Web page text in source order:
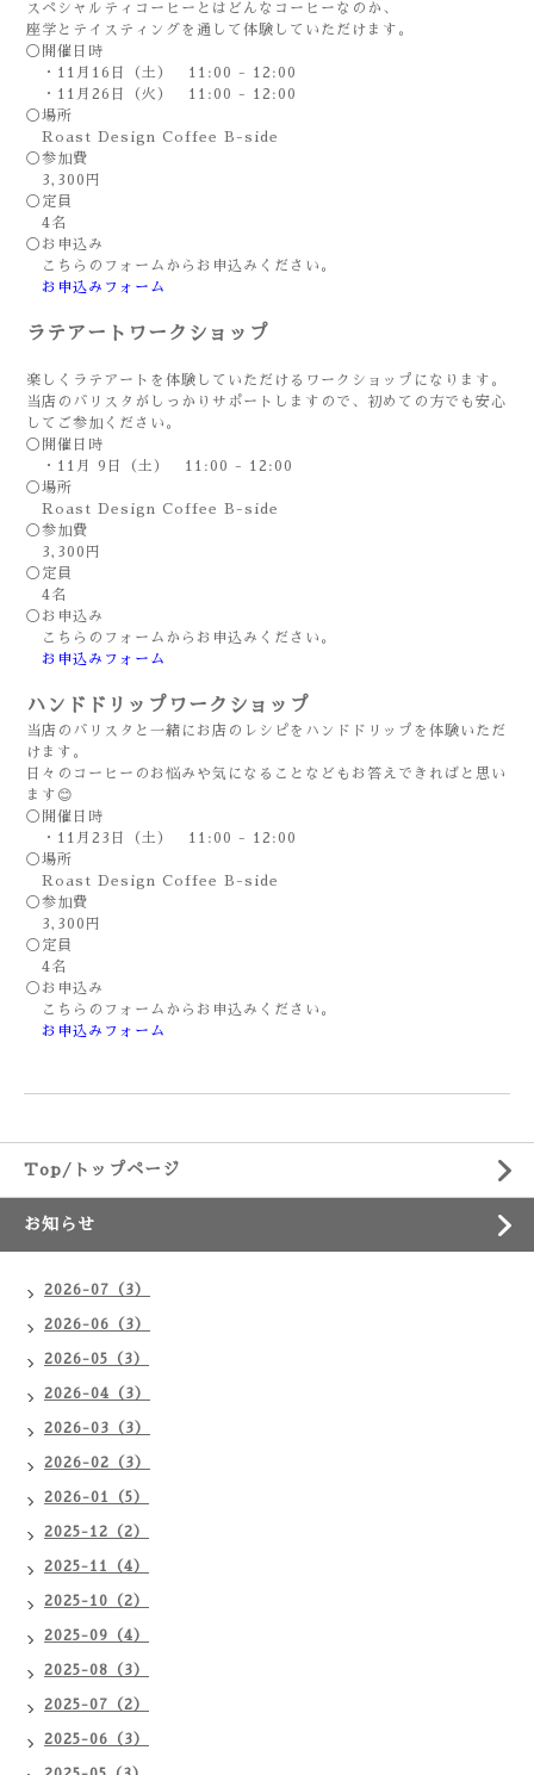
スペシャルティコーヒーとはどんなコーヒーなのか、
座学とテイスティングを通して体験していただけます。
◯開催日時
・11月16日（土） 11:00 - 12:00
・11月26日（火） 11:00 - 12:00
◯場所
Roast Design Coffee B-side
◯参加費
3,300円
◯定員
4名
◯お申込み
こちらのフォームからお申込みください。
お申込みフォーム
ラテアートワークショップ
楽しくラテアートを体験していただけるワークショップになります。
当店のバリスタがしっかりサポートしますので、初めての方でも安心
してご参加ください。
◯開催日時
・11月 9日（土） 11:00 - 12:00
◯場所
Roast Design Coffee B-side
◯参加費
3,300円
◯定員
4名
◯お申込み
こちらのフォームからお申込みください。
お申込みフォーム
ハンドドリップワークショップ
当店のバリスタと一緒にお店のレシピをハンドドリップを体験いただ
けます。
日々のコーヒーのお悩みや気になることなどもお答えできればと思い
ます😊
◯開催日時
・11月23日（土） 11:00 - 12:00
◯場所
Roast Design Coffee B-side
◯参加費
3,300円
◯定員
4名
◯お申込み
こちらのフォームからお申込みください。
お申込みフォーム
Top/トップページ
お知らせ
2026-07（3）
2026-06（3）
2026-05（3）
2026-04（3）
2026-03（3）
2026-02（3）
2026-01（5）
2025-12（2）
2025-11（4）
2025-10（2）
2025-09（4）
2025-08（3）
2025-07（2）
2025-06（3）